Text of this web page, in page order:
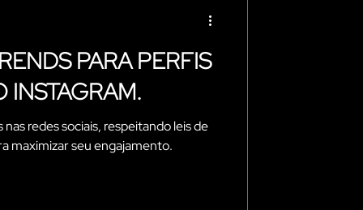
Gifts
PARA PERFIS
INSTAGRAM.
redes sociais, respeitando leis de
maximizar seu engajamento.